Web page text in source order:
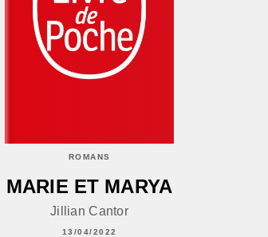
ROMANS
MARIE ET MARYA
Jillian Cantor
13/04/2022